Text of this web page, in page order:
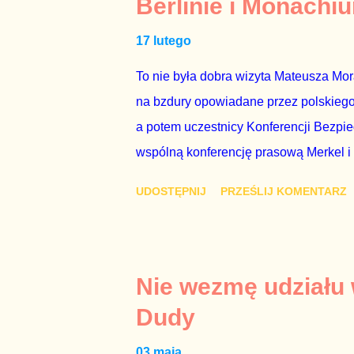
przedterminowymi wyborami
Bezpieczeństwa Wewnętrznego, a
Berlinie i
17 lutego
To nie była dobra wizyta Mateusza
na bzdury opowiadane przez
a potem uczestnicy Konferencji
wspólną konferencję prasową Merkel
tym i porównał PKB Polski i
pewnie dlatego, że nie chciało mu
naszego kraju z lat 2007-2015.
UDOSTĘPNIJ PRZEŚLIJ KOMENTARZ
Nie wezmę
Dudy